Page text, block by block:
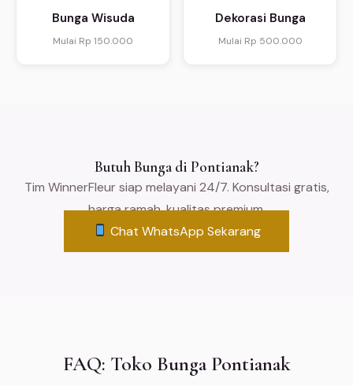
Bunga Wisuda
Mulai Rp 150.000
Dekorasi Bunga
Mulai Rp 500.000
Butuh Bunga di Pontianak?
Tim WinnerFleur siap melayani 24/7. Konsultasi gratis,
harga ramah, kualitas premium.
Chat WhatsApp Sekarang
FAQ: Toko Bunga Pontianak